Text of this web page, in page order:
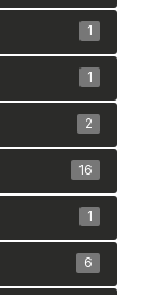
1
1
2
16
1
6